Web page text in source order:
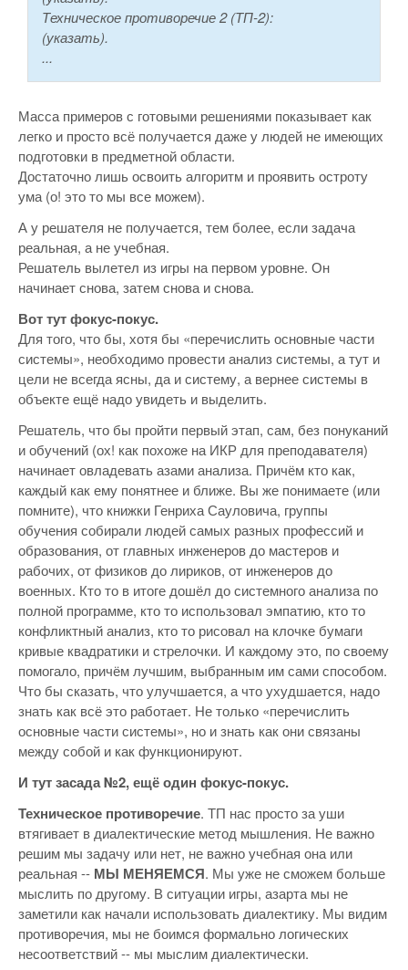
Техническое противоречие 2 (ТП-2):
(указать).
...
Масса примеров с готовыми решениями показывает как
легко и просто всё получается даже у людей не имеющих
подготовки в предметной области.
Достаточно лишь освоить алгоритм и проявить остроту
ума (о! это то мы все можем).
А у решателя не получается, тем более, если задача
реальная, а не учебная.
Решатель вылетел из игры на первом уровне. Он
начинает снова, затем снова и снова.
Вот тут фокус-покус.
Для того, что бы, хотя бы «перечислить основные части
системы», необходимо провести анализ системы, а тут и
цели не всегда ясны, да и систему, а вернее системы в
объекте ещё надо увидеть и выделить.
Решатель, что бы пройти первый этап, сам, без понуканий
и обучений (ох! как похоже на ИКР для преподавателя)
начинает овладевать азами анализа. Причём кто как,
каждый как ему понятнее и ближе. Вы же понимаете (или
помните), что книжки Генриха Сауловича, группы
обучения собирали людей самых разных профессий и
образования, от главных инженеров до мастеров и
рабочих, от физиков до лириков, от инженеров до
военных. Кто то в итоге дошёл до системного анализа по
полной программе, кто то использовал эмпатию, кто то
конфликтный анализ, кто то рисовал на клочке бумаги
кривые квадратики и стрелочки. И каждому это, по своему
помогало, причём лучшим, выбранным им сами способом.
Что бы сказать, что улучшается, а что ухудшается, надо
знать как всё это работает. Не только «перечислить
основные части системы», но и знать как они связаны
между собой и как функционируют.
И тут засада №2, ещё один фокус-покус.
Техническое противоречие. ТП нас просто за уши
втягивает в диалектические метод мышления. Не важно
решим мы задачу или нет, не важно учебная она или
реальная -- МЫ МЕНЯЕМСЯ. Мы уже не сможем больше
мыслить по другому. В ситуации игры, азарта мы не
заметили как начали использовать диалектику. Мы видим
противоречия, мы не боимся формально логических
несоответствий -- мы мыслим диалектически.